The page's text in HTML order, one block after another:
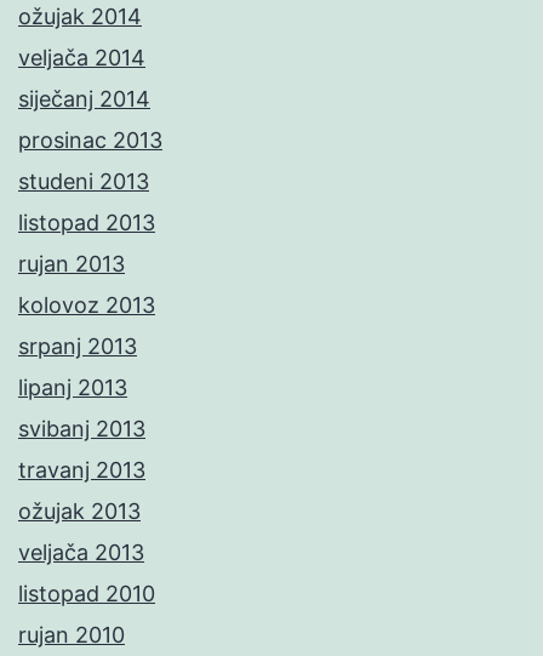
ožujak 2014
veljača 2014
siječanj 2014
prosinac 2013
studeni 2013
listopad 2013
rujan 2013
kolovoz 2013
srpanj 2013
lipanj 2013
svibanj 2013
travanj 2013
ožujak 2013
veljača 2013
listopad 2010
rujan 2010